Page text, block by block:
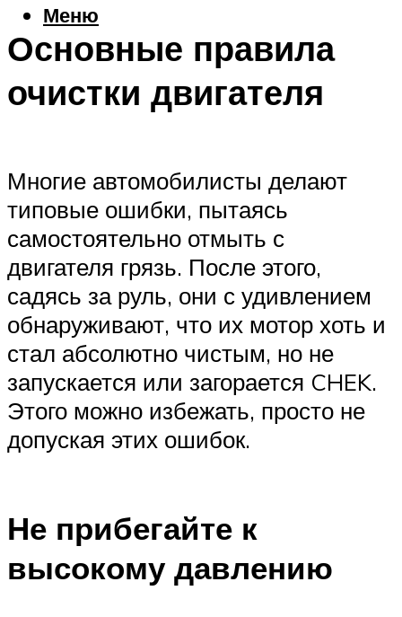
Меню
Основные правила
очистки двигателя
Многие автомобилисты делают
типовые ошибки, пытаясь
самостоятельно отмыть с
двигателя грязь. После этого,
садясь за руль, они с удивлением
обнаруживают, что их мотор хоть и
стал абсолютно чистым, но не
запускается или загорается CHEK.
Этого можно избежать, просто не
допуская этих ошибок.
Не прибегайте к
высокому давлению